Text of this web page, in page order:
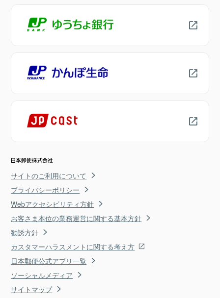
サイトのご利用について
プライバシーポリシー
Webアクセシビリティ方針
お客さま本位の業務運営に関する基本方針
勧誘方針
カスタマーハラスメントに関する考え方
日本郵便公式アプリ一覧
ソーシャルメディア
サイトマップ